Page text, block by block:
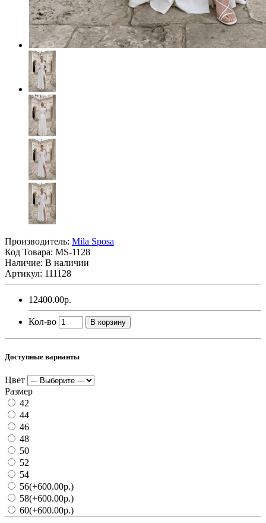
Производитель: Mila Sposa
Код Товара: MS-1128
Наличие: В наличии
Артикул: 111128
12400.00р.
Кол-во В корзину
Доступные варианты
Цвет
Размер
42
44
46
48
50
52
54
56(+600.00р.)
58(+600.00р.)
60(+600.00р.)